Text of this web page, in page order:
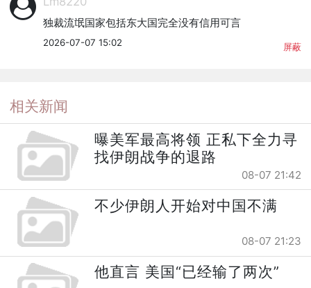
独裁流氓国家包括东大国完全没有信用可言
2026-07-07 15:02 屏蔽
相关新闻
曝美军最高将领 正私下全力寻
找伊朗战争的退路
08-07 21:42
不少伊朗人开始对中国不满
08-07 21:23
他直言 美国“已经输了两次”